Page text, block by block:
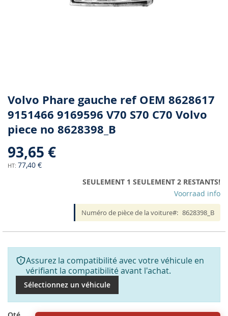
Skip
to
the
beginning
of
the
images
gallery
Volvo Phare gauche ref OEM 8628617
9151466 9169596 V70 S70 C70 Volvo
piece no 8628398_B
93,65 €
77,40 €
SEULEMENT 1 SEULEMENT 2 RESTANTS!
Voorraad info
Numéro de pièce de la voiture 8628398_B
Assurez la compatibilité avec votre véhicule en
vérifiant la compatibilité avant l'achat.
Sélectionnez un véhicule